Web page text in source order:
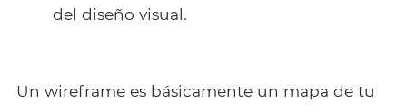
del diseño visual.
Un wireframe es básicamente un mapa de tu